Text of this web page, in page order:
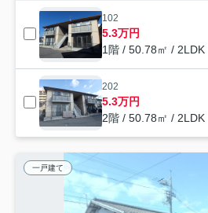
102
5.3万円
1階 / 50.78㎡ / 2LDK
202
5.3万円
2階 / 50.78㎡ / 2LDK
一戸建て